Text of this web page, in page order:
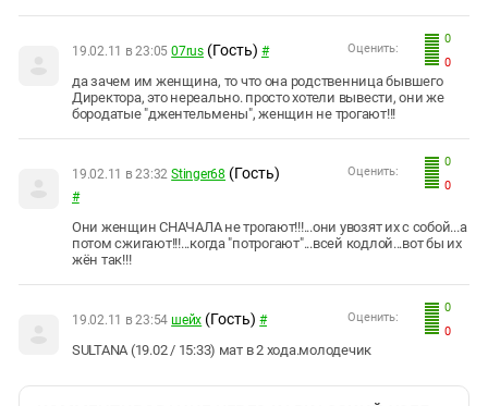
0
0
Оценить:
19.02.11 в 23:05 07rus (Гость) #
да зачем им женщина, то что она родственница бывшего
Директора, это нереально. просто хотели вывести, они же
бородатые "джентельмены", женщин не трогают!!!
0
0
Оценить:
19.02.11 в 23:32 Stinger68 (Гость)
#
Они женщин СНАЧАЛА не трогают!!!...они увозят их с собой...а
потом сжигают!!!...когда "потрогают"...всей кодлой...вот бы их
жён так!!!
0
0
Оценить:
19.02.11 в 23:54 шейх (Гость) #
SULTANA (19.02 / 15:33) мат в 2 хода.молодечик